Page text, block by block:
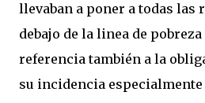
llevaban a poner a todas las
debajo de la linea de
referencia también a la
su incidencia especialmente